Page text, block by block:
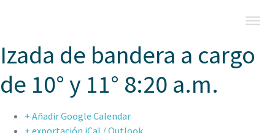
Izada de bandera a cargo
de 10° y 11° 8:20 a.m.
+ Añadir Google Calendar